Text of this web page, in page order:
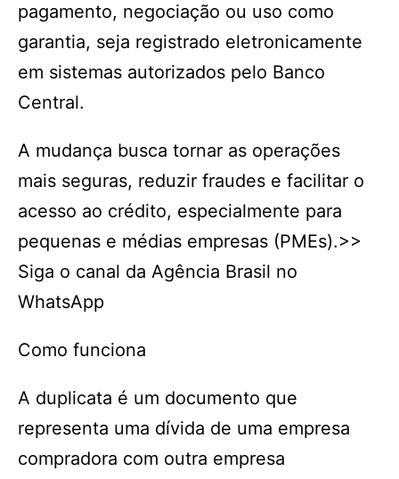
pagamento, negociação ou uso como
garantia, seja registrado eletronicamente
em sistemas autorizados pelo Banco
Central.
A mudança busca tornar as operações
mais seguras, reduzir fraudes e facilitar o
acesso ao crédito, especialmente para
pequenas e médias empresas (PMEs).>>
Siga o canal da Agência Brasil no
WhatsApp
Como funciona
A duplicata é um documento que
representa uma dívida de uma empresa
compradora com outra empresa